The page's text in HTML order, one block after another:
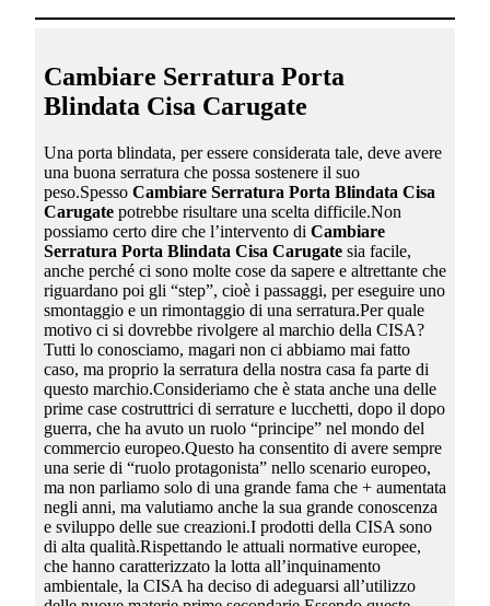
Cambiare Serratura Porta
Blindata Cisa Carugate
Una porta blindata, per essere considerata tale, deve avere
una buona serratura che possa sostenere il suo
peso.Spesso Cambiare Serratura Porta Blindata Cisa
Carugatepotrebbe risultare una scelta difficile.Non
possiamo certo dire che l’intervento di Cambiare
Serratura Porta Blindata Cisa Carugatesia facile,
anche perché ci sono molte cose da sapere e altrettante che
riguardano poi gli “step”, cioè i passaggi, per eseguire uno
smontaggio e un rimontaggio di una serratura.Per quale
motivo ci si dovrebbe rivolgere al marchio della CISA?
Tutti lo conosciamo, magari non ci abbiamo mai fatto
caso, ma proprio la serratura della nostra casa fa parte di
questo marchio.Consideriamo che è stata anche una delle
prime case costruttrici di serrature e lucchetti, dopo il dopo
guerra, che ha avuto un ruolo “principe” nel mondo del
commercio europeo.Questo ha consentito di avere sempre
una serie di “ruolo protagonista” nello scenario europeo,
ma non parliamo solo di una grande fama che + aumentata
negli anni, ma valutiamo anche la sua grande conoscenza
e sviluppo delle sue creazioni.I prodotti della CISA sono
di alta qualità.Rispettando le attuali normative europee,
che hanno caratterizzato la lotta all’inquinamento
ambientale, la CISA ha deciso di adeguarsi all’utilizzo